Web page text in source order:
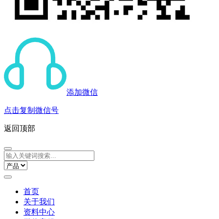
添加微信
点击复制微信号
返回顶部
首页
关于我们
资料中心